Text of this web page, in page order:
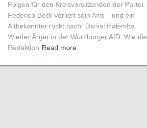
Folgen für den Kreisvorsitzenden der Partei.
Federico Beck verliert sein Amt – und ein
Altbekannter rückt nach: Daniel Halemba.
Wieder Ärger in der Würzburger AfD: Wie die
Redaktion Read more